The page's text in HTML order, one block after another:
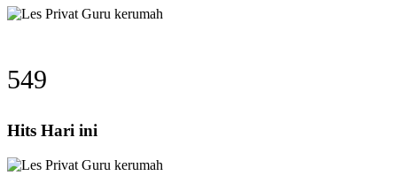
549
Hits Hari ini